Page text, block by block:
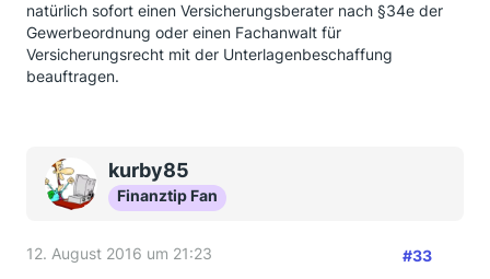
natürlich sofort einen Versicherungsberater nach §34e der
Gewerbeordnung oder einen Fachanwalt für
Versicherungsrecht mit der Unterlagenbeschaffung
beauftragen.
kurby85
Finanztip Fan
12. August 2016 um 21:23 #33